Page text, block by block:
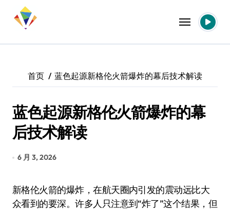
首页 蓝色起源新格伦火箭爆炸的幕后技术解读
蓝色起源新格伦火箭爆炸的幕
后技术解读
6 月 3, 2026
新格伦火箭的爆炸，在航天圈内引发的震动远比大
众看到的要深。许多人只注意到“炸了”这个结果，但